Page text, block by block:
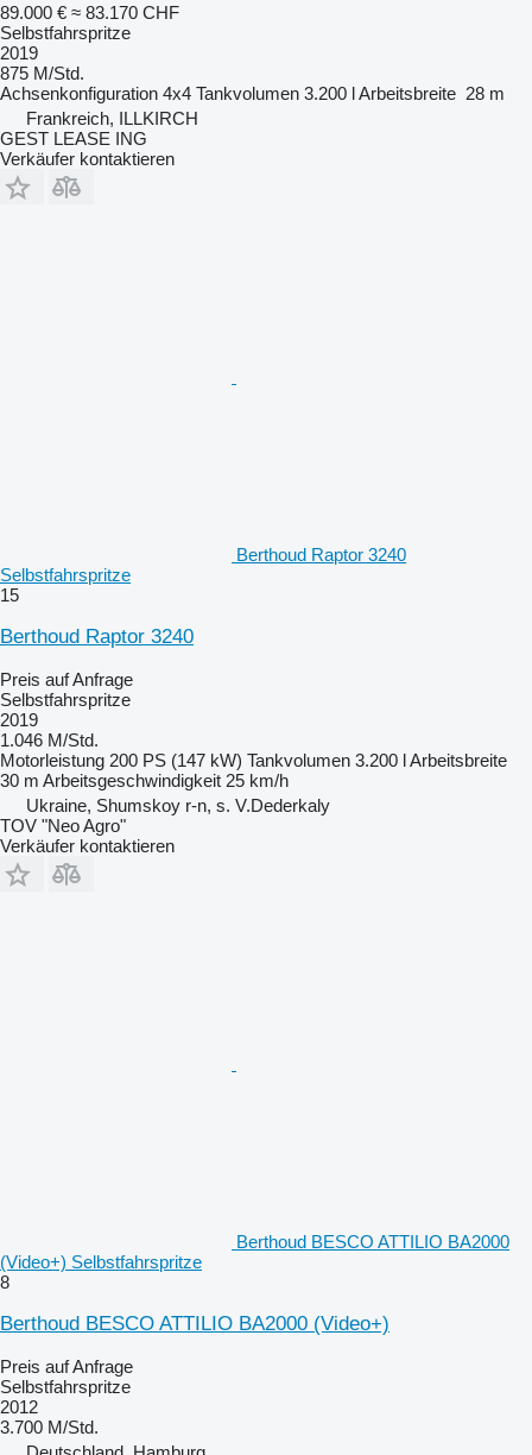
89.000 € ≈ 83.170 CHF
Selbstfahrspritze
2019
875 M/Std.
Achsenkonfiguration 4x4 Tankvolumen 3.200 lArbeitsbreite 28 m
Frankreich, ILLKIRCH
GEST LEASE ING
Verkäufer kontaktieren
Berthoud Raptor 3240
Selbstfahrspritze
15
Berthoud Raptor 3240
Preis auf Anfrage
Selbstfahrspritze
2019
1.046 M/Std.
Motorleistung 200 PS (147 kW) Tankvolumen 3.200 lArbeitsbreite
30 m Arbeitsgeschwindigkeit 25 km/h
Ukraine, Shumskoy r-n, s. V.Dederkaly
TOV "Neo Agro"
Verkäufer kontaktieren
Berthoud BESCO ATTILIO BA2000
(Video+) Selbstfahrspritze
8
Berthoud BESCO ATTILIO BA2000 (Video+)
Preis auf Anfrage
Selbstfahrspritze
2012
3.700 M/Std.